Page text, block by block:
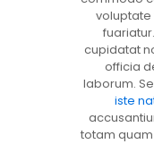
voluptate
cupidatat
officia
laborum.
iste
totam